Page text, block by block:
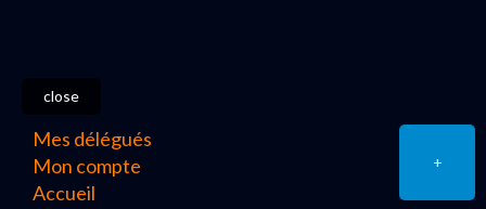
+
close
Mes délégués
Mon compte
Accueil